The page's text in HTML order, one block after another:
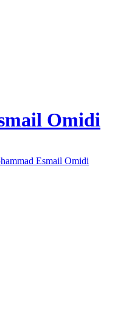
Omidi
Esmail Omidi